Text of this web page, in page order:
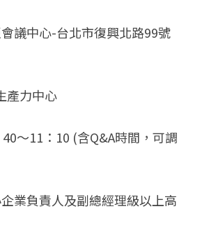
議中心-台北市復興北路99號
產力中心
～11：10 (含Q&A時間，可調
業負責人及副總經理級以上高